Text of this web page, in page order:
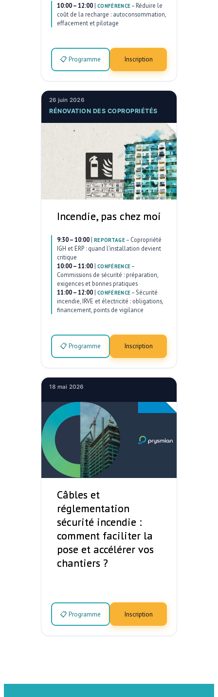
10:00 – 12:00 | CONFÉRENCE – Réduire le
coût de la recharge : autoconsommation,
effacement et pilotage
📋 Programme Inscription
26 juin 2026
RÉNOVATION DES COPROPRIÉTÉS
Incendie, pas chez moi
9:30 – 10:00 | REPORTAGE– Copropriété
IGH et ERP : quand l’installation devient
critique
10:00 – 11:00 | CONFÉRENCE –
Commissions de sécurité : préparation,
exigences et bonnes pratiques
11:00 – 12:00 | CONFÉRENCE – Sécurité
incendie, IRVE et électricité : obligations,
financement, points de vigilance
📋 Programme Inscription
18 mai 2026
Câbles et
réglementation
sécurité incendie :
comment faciliter la
pose et accélérer vos
chantiers ?
📋 Programme Inscription